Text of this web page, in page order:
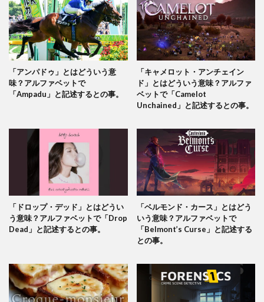
「アンパドゥ」とはどういう意
味？アルファベットで
「Ampadu」と記述するとの事。
「キャメロット・アンチェイン
ド」とはどういう意味？アルファ
ベットで「Camelot
Unchained」と記述するとの事。
「ドロップ・デッド」とはどうい
う意味？アルファベットで「Drop
Dead」と記述するとの事。
「ベルモンド・カース」とはどう
いう意味？アルファベットで
「Belmont’s Curse」と記述する
との事。